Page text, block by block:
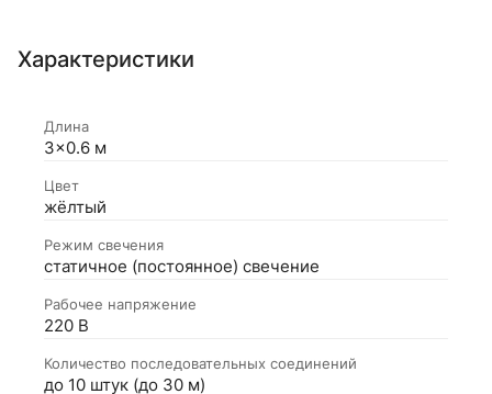
Характеристики
Длина
3×0.6 м
Цвет
жёлтый
Режим свечения
статичное (постоянное) свечение
Рабочее напряжение
220 В
Количество последовательных соединений
до 10 штук (до 30 м)